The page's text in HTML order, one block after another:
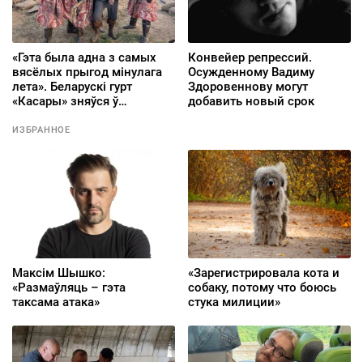
«Гэта была адна з самых
вясёлых прыгод мінулага
лета». Беларускі гурт
«Касары» зняўся ў
папулярнага польскага
Конвейер репрессий.
Осужденному Вадиму
Здоровеннову могут
добавить новый срок
ИЗБРАННОЕ
Максім Шышко:
«Размаўляць – гэта
таксама атака»
«Зарегистрировала кота и
собаку, потому что боюсь
стука милиции»